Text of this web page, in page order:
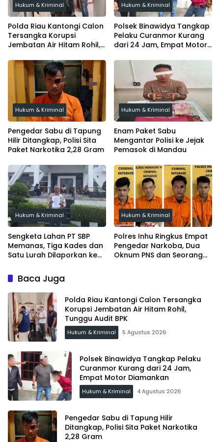
Hukum & Kriminal
Polda Riau Kantongi Calon
Tersangka Korupsi
Jembatan Air Hitam Rohil,
Hukum & Kriminal
Polsek Binawidya Tangkap
Pelaku Curanmor Kurang
dari 24 Jam, Empat Motor
Hukum & Kriminal
Pengedar Sabu di Tapung
Hilir Ditangkap, Polisi Sita
Paket Narkotika 2,28 Gram
Hukum & Kriminal
Enam Paket Sabu
Mengantar Polisi ke Jejak
Pemasok di Mandau
Hukum & Kriminal
Sengketa Lahan PT SBP
Memanas, Tiga Kades dan
Satu Lurah Dilaporkan ke
Hukum & Kriminal
Polres Inhu Ringkus Empat
Pengedar Narkoba, Dua
Oknum PNS dan Seorang
Baca Juga
Polda Riau Kantongi Calon Tersangka
Korupsi Jembatan Air Hitam Rohil,
Tunggu Audit BPK
Hukum & Kriminal 5 Agustus 2026
Polsek Binawidya Tangkap Pelaku
Curanmor Kurang dari 24 Jam,
Empat Motor Diamankan
Hukum & Kriminal 4 Agustus 2026
Pengedar Sabu di Tapung Hilir
Ditangkap, Polisi Sita Paket Narkotika
2,28 Gram